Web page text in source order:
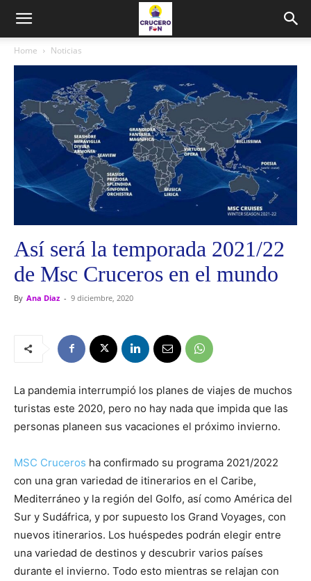
Home Noticias
Así será la temporada 2021/22
de Msc Cruceros en el mundo
By Ana Diaz - 9 diciembre, 2020
La pandemia interrumpió los planes de viajes de muchos
turistas este 2020, pero no hay nada que impida que las
personas planeen sus vacaciones el próximo invierno.
MSC Cruceros ha confirmado su programa 2021/2022
con una gran variedad de itinerarios en el Caribe,
Mediterráneo y la región del Golfo, así como América del
Sur y Sudáfrica, y por supuesto los Grand Voyages, con
nuevos itinerarios. Los huéspedes podrán elegir entre
una variedad de destinos y descubrir varios países
durante el invierno. Todo esto mientras se relajan con